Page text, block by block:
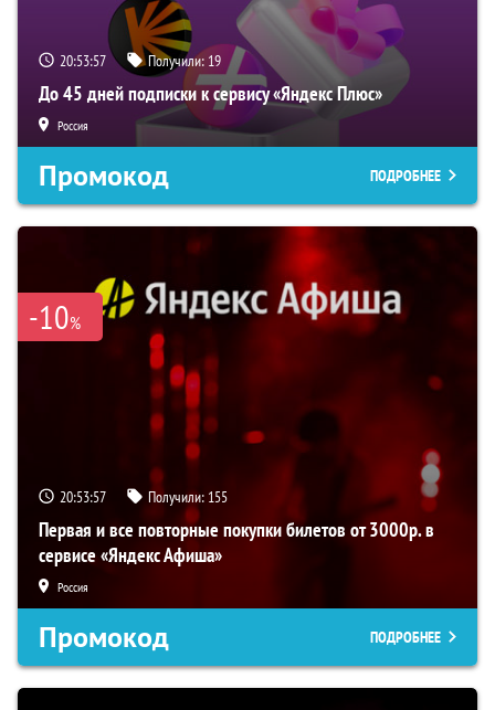
20:53:56 Получили: 19
До 45 дней подписки к сервису «Яндекс Плюс»
Россия
Промокод ПОДРОБНЕЕ
-10%
20:53:56 Получили: 155
Первая и все повторные покупки билетов от 3000р. в
сервисе «Яндекс Афиша»
Россия
Промокод ПОДРОБНЕЕ